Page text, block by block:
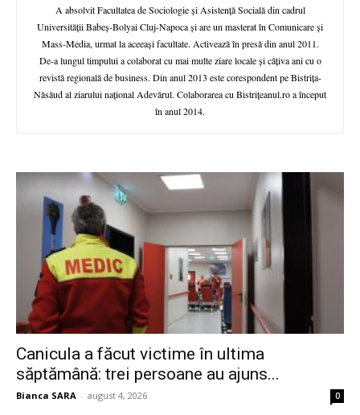
A absolvit Facultatea de Sociologie și Asistență Socială din cadrul
Universității Babeș-Bolyai Cluj-Napoca și are un masterat în Comunicare și
Mass-Media, urmat la aceeași facultate. Activează în presă din anul 2011.
De-a lungul timpului a colaborat cu mai multe ziare locale și câțiva ani cu o
revistă regională de business. Din anul 2013 este corespondent pe Bistrița-
Năsăud al ziarului național Adevărul. Colaborarea cu Bistrițeanul.ro a început
în anul 2014.
Canicula a făcut victime în ultima
săptămână: trei persoane au ajuns...
Bianca SARA - august 4, 2026 0